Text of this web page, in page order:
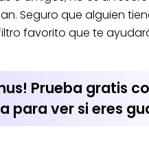
Seguro que alguien
favorito que te
Prueba gratis
para ver si eres